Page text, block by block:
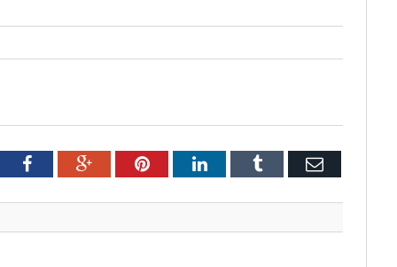
FacebookGoogle+PinterestLinkedInTumblr Email